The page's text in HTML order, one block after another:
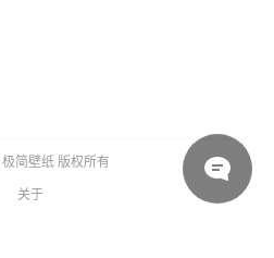
极简壁纸版权所有
关于